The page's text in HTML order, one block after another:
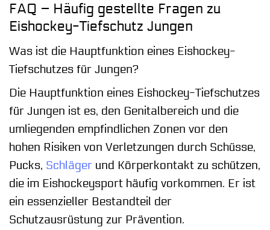
FAQ – Häufig gestellte Fragen zu
Eishockey-Tiefschutz Jungen
Was ist die Hauptfunktion eines Eishockey-
Tiefschutzes für Jungen?
Die Hauptfunktion eines Eishockey-Tiefschutzes
für Jungen ist es, den Genitalbereich und die
umliegenden empfindlichen Zonen vor den
hohen Risiken von Verletzungen durch Schüsse,
Pucks, Schläger und Körperkontakt zu schützen,
die im Eishockeysport häufig vorkommen. Er ist
ein essenzieller Bestandteil der
Schutzausrüstung zur Prävention.